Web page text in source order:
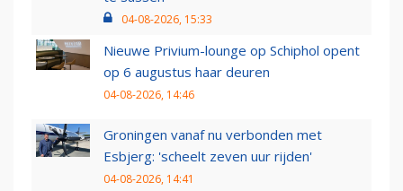
04-08-2026, 15:33
Nieuwe Privium-lounge op Schiphol opent
op 6 augustus haar deuren
04-08-2026, 14:46
Groningen vanaf nu verbonden met
Esbjerg: 'scheelt zeven uur rijden'
04-08-2026, 14:41